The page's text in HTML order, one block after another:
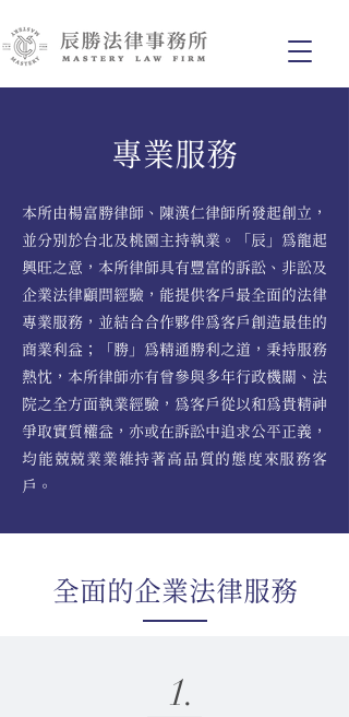
​專業服務
本所由楊富勝律師、陳漢仁律師所發起創立，​
並分別於台北及桃園主持執業。
「辰」為龍起
興旺之意，本所律師具有豐富的訴訟、非訟及
企業法律顧問經驗，能提供客戶最全面的法律
專業服務，並結合合作夥伴為客戶創造最佳的
商業利益；「勝」為精通勝利之道，秉持服務
熱忱，本所律師亦有曾參與多年行政機關、法
院之全方面執業經驗，為客戶從以和為貴精神
爭取實質權益，亦或在訴訟中追求公平正義，
均能兢兢業業維持著高品質的態度來服務客
戶。
​全面的企業法律服務
1.